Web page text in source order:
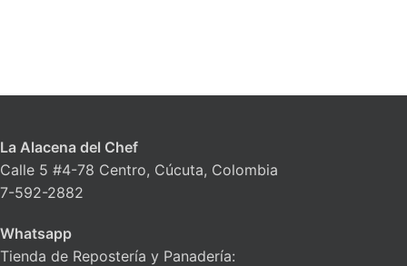
La Alacena del Chef
Calle 5 #4-78 Centro, Cúcuta, Colombia
7-592-2882
Whatsapp
Tienda de Repostería y Panadería: